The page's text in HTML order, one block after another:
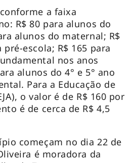
a faixa
R$ 80 para alunos do
alunos do maternal; R$
escola; R$ 165 para
nos anos
alunos do 4° e 5° ano
Para a Educação de
o valor é de R$ 160 por
é de cerca de R$ 4,5
começam no dia 22 de
é moradora da